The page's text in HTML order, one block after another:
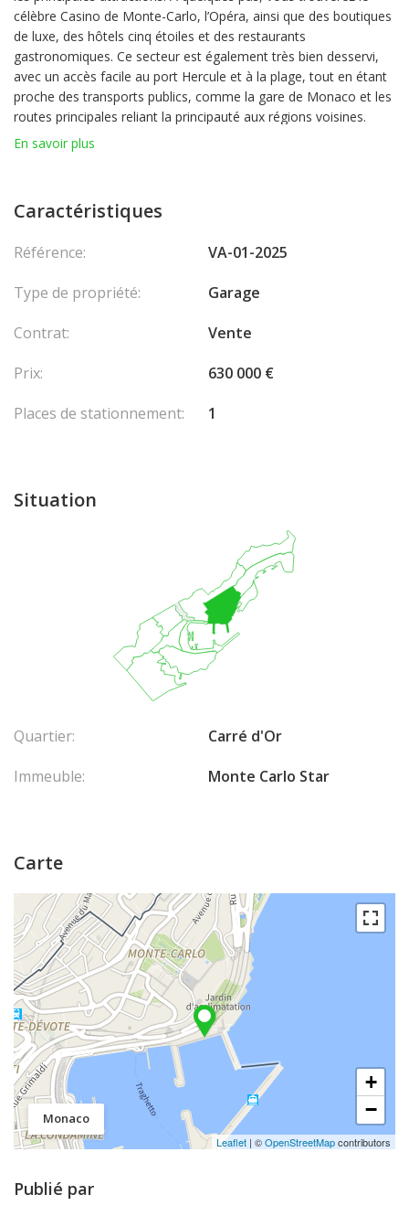
célèbre Casino de Monte-Carlo, l’Opéra, ainsi que des boutiques
de luxe, des hôtels cinq étoiles et des restaurants
gastronomiques. Ce secteur est également très bien desservi,
avec un accès facile au port Hercule et à la plage, tout en étant
proche des transports publics, comme la gare de Monaco et les
routes principales reliant la principauté aux régions voisines.
Superbe place de parking pouvant accueillir jusqu’à deux
Monaco, offrant ainsi un accès facilité grâce à une rampe
En savoir plus
Caractéristiques
Référence:
VA-01-2025
Type de propriété:
Garage
Contrat:
Vente
Prix:
630 000 €
Places de stationnement:
1
Situation
Quartier:
Carré d'Or
Immeuble:
Monte Carlo Star
Carte
Monaco
+
−
Leaflet | ©OpenStreetMapcontributors
Publié par